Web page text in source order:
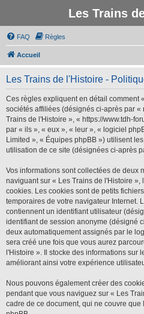
Les Trains
FAQ Règles
Accueil
Les Trains de l'Histoire -
Ces règles expliquent en détail comment
sociétés affiliées (désignés ci-après par «
Trains de l'Histoire », « https://www.tdh-
par « ils », « eux », « leur », « logiciel
Limited », « Équipes phpBB ») utilisent
utilisation de ce site (désignées ci-après
Vos informations sont collectées de deux
naviguant sur « Les Trains de l'Histoire
cookies. Les cookies sont de petits
temporaires de votre navigateur Internet.
contiennent un identifiant utilisateur
identifiant de session anonyme (désigné
deux automatiquement assignés par le
sera créé une fois que vous aurez
l'Histoire ». Il stocke des informations sur
améliorant ainsi votre expérience
Nous pouvons également créer des
pendant que vous naviguez sur « Les
cadre de ce document, qui ne couvre que